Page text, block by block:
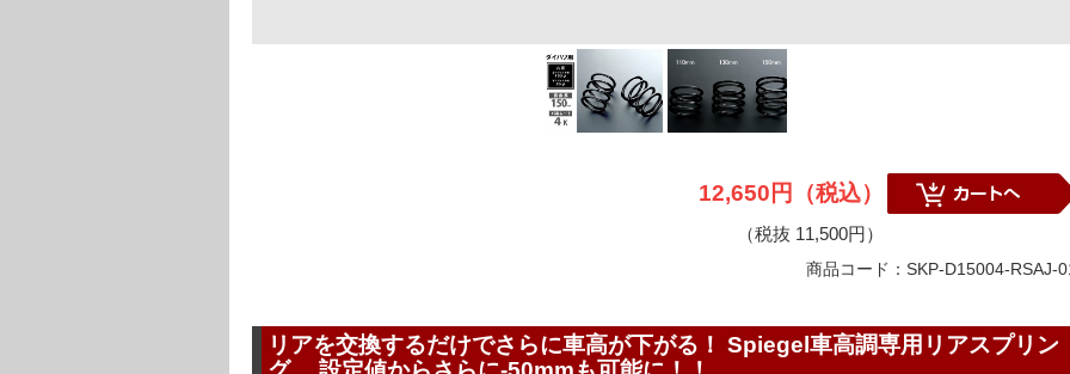
12,650円（税込）
（税抜 11,500円）
商品コード：SKP-D15004-RSAJ-
リアを交換するだけでさらに車高が下がる！ Spiegel車高調専用リアスプリン